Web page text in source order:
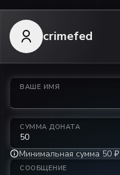
crimefed
ВАШЕ ИМЯ
СУММА ДОНАТА
Минимальная сумма 50 ₽
СООБЩЕНИЕ